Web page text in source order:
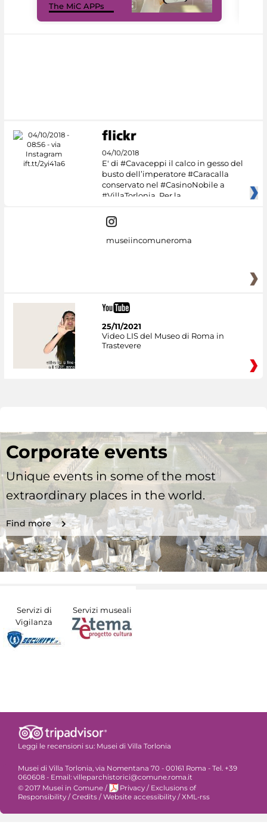
The MiC APPs
04/10/2018
E' di #Cavaceppi il calco in gesso del
busto dell’imperatore #Caracalla
conservato nel #CasinoNobile a
#VillaTorlonia. Per la
museiincomuneroma
25/11/2021
Video LIS del Museo di Roma in
Trastevere
Corporate events
Unique events in some of the most
extraordinary places in the world.
Find more
Servizi di
Vigilanza
Servizi museali
Leggi le recensioni su: Musei di Villa Torlonia
Musei di Villa Torlonia, via Nomentana 70 - 00161 Roma - Tel. +39
060608 - Email: villeparchistorici@comune.roma.it
© 2017 Musei in Comune / Privacy / Exclusions of
Responsibility /Credits /Website accessibility /XML-rss